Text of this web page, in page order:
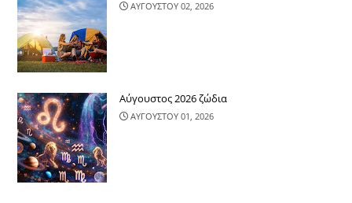
ΑΥΓΟΥΣΤΟΥ 02, 2026
Αύγουστος 2026 ζώδια
ΑΥΓΟΥΣΤΟΥ 01, 2026